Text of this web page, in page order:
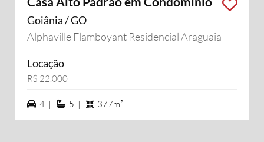
Goiânia / GO
Alphaville Flamboyant Residencial Araguaia
Locação
R$ 22.000
4 vagas na garagem
4 | 5 suítes
5 | 377m²